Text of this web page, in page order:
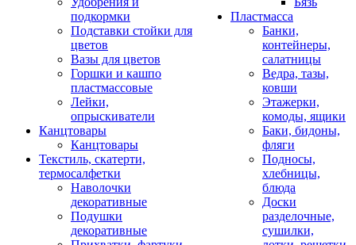
подкормки
Подставки стойки для
цветов
Вазы для цветов
Горшки и кашпо
пластмассовые
Лейки,
опрыскиватели
Канцтовары
Канцтовары
Текстиль, скатерти,
термосалфетки
Наволочки
декоративные
Подушки
декоративные
Пластмасса
Банки,
контейнеры,
салатницы
Ведра, тазы,
ковши
Этажерки,
комоды, ящики
Баки, бидоны,
фляги
Подносы,
хлебницы,
блюда
Доски
разделочные,
сушилки,